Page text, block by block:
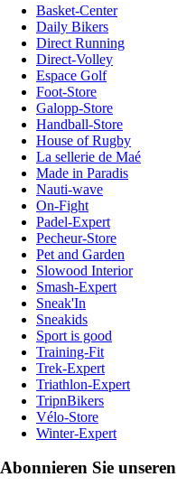
Basket-Center
Daily Bikers
Direct Running
Direct-Volley
Espace Golf
Foot-Store
Galopp-Store
Handball-Store
House of Rugby
La sellerie de Maé
Made in Paradis
Nauti-wave
On-Fight
Padel-Expert
Pecheur-Store
Pet and Garden
Slowood Interior
Smash-Expert
Sneak'In
Sneakids
Sport is good
Training-Fit
Trek-Expert
Triathlon-Expert
TripnBikers
Vélo-Store
Winter-Expert
Abonnieren Sie